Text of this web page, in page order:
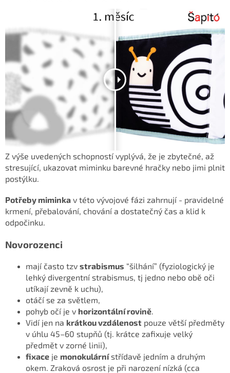
Z výše uvedených schopností vyplývá, že je zbytečné, až
stresující, ukazovat miminku barevné hračky nebo jimi plnit
postýlku.
Potřeby miminka v této vývojové fázi zahrnují - pravidelné
krmení, přebalování, chování a dostatečný čas a klid k
odpočinku.
Novorozenci
mají často tzv strabismus “šilhání” (fyziologický je
lehký divergentní strabismus, tj jedno nebo obě oči
utíkají zevně k uchu),
otáčí se za světlem,
pohyb očí je v horizontální rovině
Vidí jen na krátkou vzdálenost pouze větší předměty
v úhlu 45–60 stupňů (tj. krátce zafixuje velký
předmět v zorné linii),
fixace je monokulárnístřídavě jedním a druhým
okem. Zraková osrost je při narození nízká (cca